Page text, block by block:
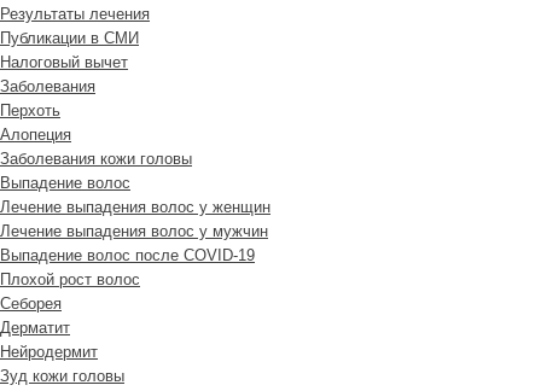
Результаты лечения
Публикации в СМИ
Налоговый вычет
Заболевания
Перхоть
Алопеция
Заболевания кожи головы
Выпадение волос
Лечение выпадения волос у женщин
Лечение выпадения волос у мужчин
Выпадение волос после COVID-19
Плохой рост волос
Cеборея
Дерматит
Нейродермит
Зуд кожи головы